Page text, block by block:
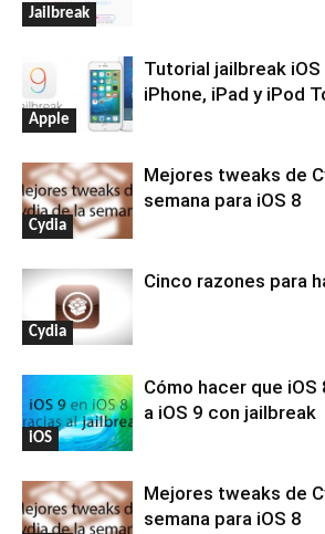
Jailbreak
Apple
Tutorial jailbreak iOS
iPhone, iPad y iPod
Cydia
Mejores tweaks de
semana para iOS 8
Cydia
Cinco razones para
iOS
Cómo hacer que
a iOS 9 con jailbreak
Mejores tweaks de
semana para iOS 8